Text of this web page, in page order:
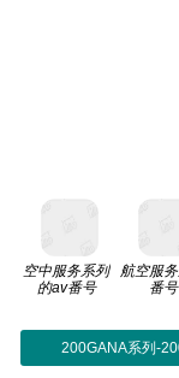
空中服务系列
的av番号
航空服
番号
200GANA系列-